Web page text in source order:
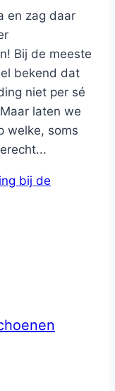
en zag daar
Bij de meeste
bekend dat
niet per sé
laten we
welke, soms
bij de